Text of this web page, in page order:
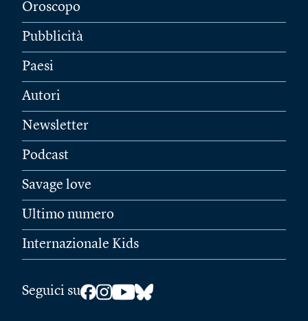
Oroscopo
Pubblicità
Paesi
Autori
Newsletter
Podcast
Savage love
Ultimo numero
Internazionale Kids
Seguici su